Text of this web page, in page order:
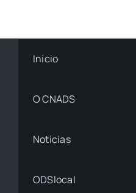
Início
O CNADS
Notícias
ODSlocal